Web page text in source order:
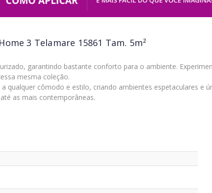
3 Telamare 15861 Tam. 5m²
garantindo bastante conforto para o ambiente.
mesma coleção.
qualquer cômodo e estilo, criando ambientes espetaculares e
as mais contemporâneas.